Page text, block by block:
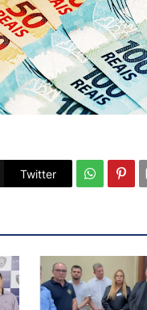
Twitter